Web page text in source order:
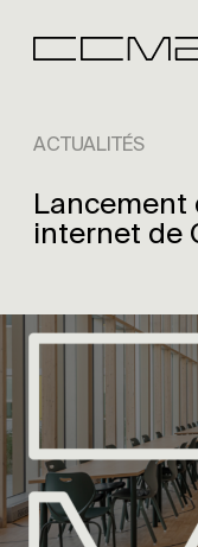
ACTUALITÉS
Lancement
internet de